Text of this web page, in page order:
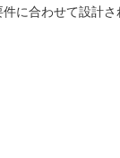
に合わせて設計さ